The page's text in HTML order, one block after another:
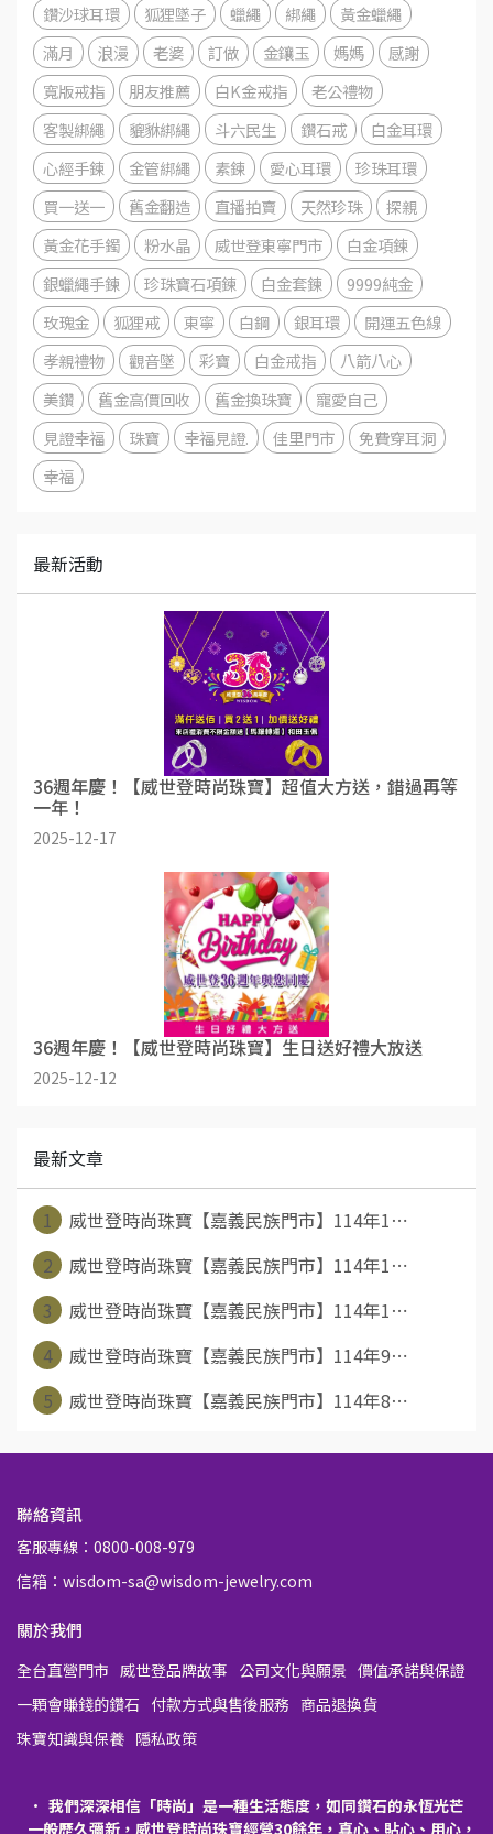
鑽沙球耳環
狐狸墜子 蠟繩 綁繩
黃金蠟繩
滿月
浪漫 老婆 訂做 金鑲玉 媽媽
感謝
寬版戒指
朋友推薦 白K金戒指
老公禮物
客製綁繩
貔貅綁繩 斗六民生 鑽石戒
白金耳環
心經手鍊
金管綁繩 素鍊 愛心耳環
珍珠耳環
買一送一
舊金翻造 直播拍賣 天然珍珠
探親
黃金花手鐲
粉水晶 威世登東寧門市
白金項鍊
銀蠟繩手鍊
珍珠寶石項鍊 白金套鍊
9999純金
玫瑰金
狐狸戒 東寧 白鋼 銀耳環
開運五色線
孝親禮物
觀音墜 彩寶 白金戒指
八箭八心
美鑽
舊金高價回收 舊金換珠寶
寵愛自己
見證幸福
珠寶 幸福見證. 佳里門市
免費穿耳洞
幸福
最新活動
36週年慶！【威世登時尚珠寶】超值大方送，錯過再等
一年！
2025-12-17
36週年慶！【威世登時尚珠寶】生日送好禮大放送
2025-12-12
最新文章
1
威世登時尚珠寶【嘉義民族門市】114年1⋯
2
威世登時尚珠寶【嘉義民族門市】114年1⋯
3
威世登時尚珠寶【嘉義民族門市】114年1⋯
4
威世登時尚珠寶【嘉義民族門市】114年9⋯
5
威世登時尚珠寶【嘉義民族門市】114年8⋯
聯絡資訊
客服專線：0800-008-979
信箱：wisdom-sa@wisdom-jewelry.com
關於我們
全台直營門市 威世登品牌故事 公司文化與願景 價值承諾與保證
一顆會賺錢的鑽石 付款方式與售後服務 商品退換貨
珠寶知識與保養 隱私政策
我們深深相信「時尚」是一種生活態度，如同鑽石的永恆光芒
一般歷久彌新，威世登時尚珠寶經營30餘年，真心、貼心、用心，